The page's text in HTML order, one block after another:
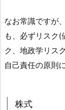
なお常識ですが
も、必ずリスク(
ク、地政学リス
自己責任の原則
株式